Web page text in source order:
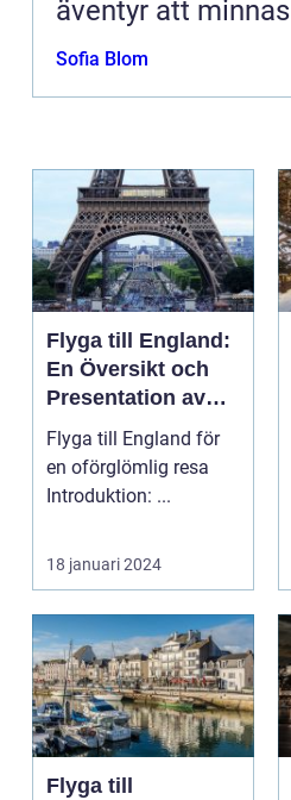
äventyr att minnas
Sofia Blom
Flyga till England:
En Översikt och
Presentation av
Resmöjligheter
Flyga till England för
en oförglömlig resa
Introduktion: ...
18 januari 2024
Flyga till